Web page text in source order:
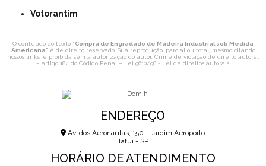
Votorantim
O conteúdo do texto "Compra de Engradado de Madeira Industrial sob Medida
Americana" é de direito reservado. Sua reprodução, parcial ou total, mesmo citando
nossos links, é proibida sem a autorização do autor. Crime de violação de direito autoral
– artigo 184 do Código Penal – Lei 9610/98 - Lei de direitos autorais.
ENDEREÇO
Av. dos Aeronautas, 150 - Jardim Aeroporto
Tatuí - SP
HORÁRIO DE ATENDIMENTO